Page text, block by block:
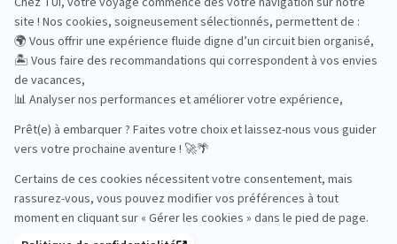
Road Trips
Sénior